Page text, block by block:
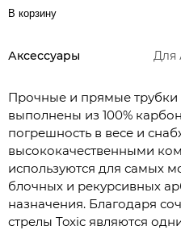
В корзину
Аксессуары Для
Прочные и прямые трубки
выполнены из 100%
погрешность в весе и
высококачественными
используются для самых
блочных и рекурсивных
назначения. Благодаря
стрелы Toxic являются